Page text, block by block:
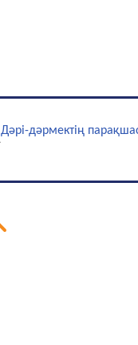
Дәрі-дәрмектің